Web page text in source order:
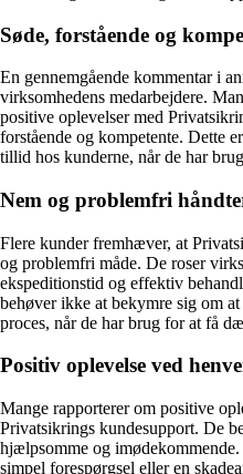
Søde, forstående og
En gennemgående kommentar i
virksomhedens medarbejdere.
positive oplevelser med
forstående og kompetente. Dette
tillid hos kunderne, når de har
Nem og problemfri
Flere kunder fremhæver, at
og problemfri måde. De roser
ekspeditionstid og effektiv
behøver ikke at bekymre sig om
proces, når de har brug for at få
Positiv oplevelse ved
Mange rapporterer om positive
Privatsikrings kundesupport. De
hjælpsomme og
simpel forespørgsel eller en